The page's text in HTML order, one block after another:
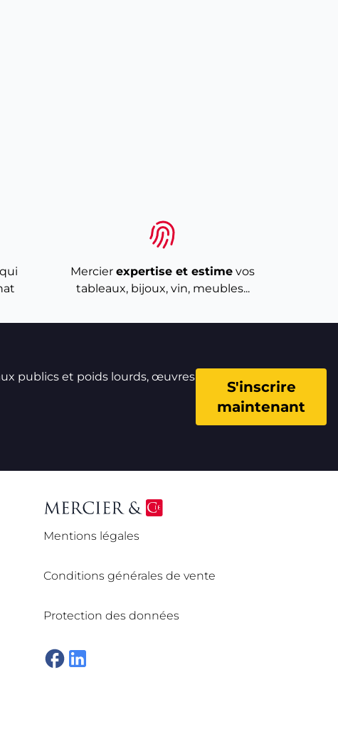
Mercier expertise et estime vos
tableaux, bijoux, vin, meubles...
publics et poids lourds, œuvres
S'inscrire
maintenant
Mentions légales
Conditions générales de vente
Protection des données